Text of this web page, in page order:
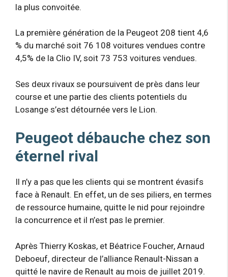
la plus convoitée.
La première génération de la Peugeot 208 tient 4,6
% du marché soit 76 108 voitures vendues contre
4,5% de la Clio IV, soit 73 753 voitures vendues.
Ses deux rivaux se poursuivent de près dans leur
course et une partie des clients potentiels du
Losange s’est détournée vers le Lion.
Peugeot débauche chez son
éternel rival
Il n’y a pas que les clients qui se montrent évasifs
face à Renault. En effet, un de ses piliers, en termes
de ressource humaine, quitte le nid pour rejoindre
la concurrence et il n’est pas le premier.
Après Thierry Koskas, et Béatrice Foucher, Arnaud
Deboeuf, directeur de l’alliance Renault-Nissan a
quitté le navire de Renault au mois de juillet 2019.